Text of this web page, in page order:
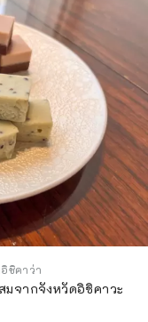
ชิคาว่า
มจากจังหวัดอิชิคาวะ